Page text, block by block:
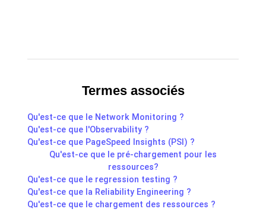
Termes associés
Qu'est-ce que le Network Monitoring ?
Qu'est-ce que l'Observability ?
Qu'est-ce que PageSpeed Insights (PSI) ?
Qu'est-ce que le pré-chargement pour les
ressources?
Qu'est-ce que le regression testing ?
Qu'est-ce que la Reliability Engineering ?
Qu'est-ce que le chargement des ressources ?